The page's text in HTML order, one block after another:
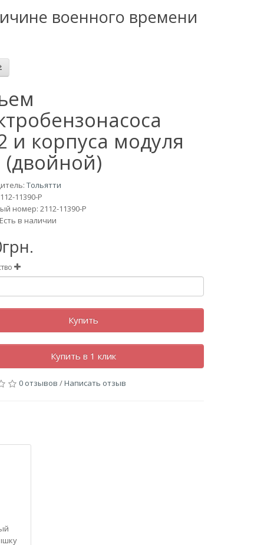
военного времени
и корпуса модуля
Тольятти
11390-Р
номер: 2112-11390-Р
в наличии
Купить
Купить в 1 клик
0 отзывов /Написать отзыв